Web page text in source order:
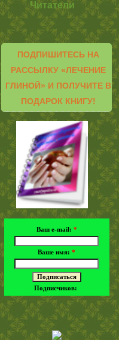
Читатели
ПОДПИШИТЕСЬ НА
РАССЫЛКУ «ЛЕЧЕНИЕ
ГЛИНОЙ» И ПОЛУЧИТЕ В
ПОДАРОК КНИГУ!
Ваш e-mail: *
Ваше имя: *
Подписчиков: